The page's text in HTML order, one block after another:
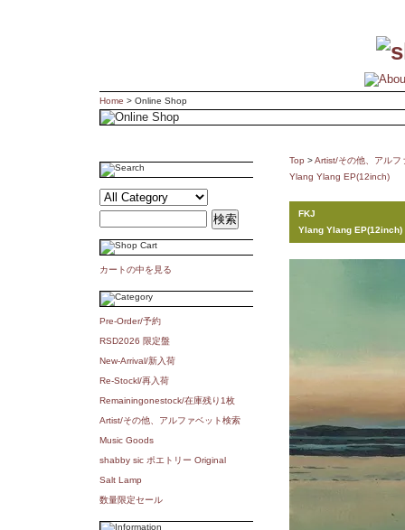
Home > Online Shop
カートの中を見る
Pre-Order/予約
RSD2026 限定盤
New-Arrival/新入荷
Re-Stockl/再入荷
Remainingonestock/在庫残り1枚
Artist/その他、アルファベット検索
Music Goods
shabby sic ポエトリー Original
Salt Lamp
数量限定セール
Top >Artist/その他、アルフ
Ylang Ylang EP(12inch)
FKJ
Ylang Ylang EP(12inch)